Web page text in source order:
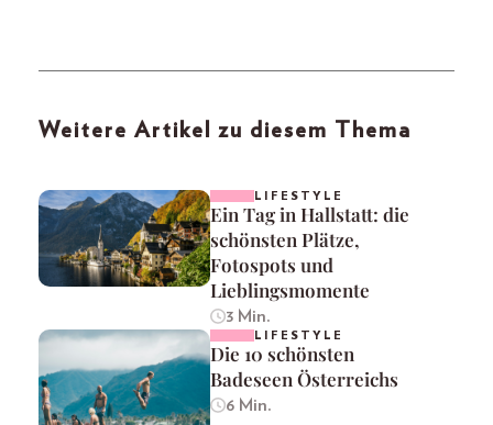
Weitere Artikel zu diesem Thema
LIFESTYLE
Ein Tag in Hallstatt: die
schönsten Plätze,
Fotospots und
Lieblingsmomente
3 Min.
LIFESTYLE
Die 10 schönsten
Badeseen Österreichs
6 Min.